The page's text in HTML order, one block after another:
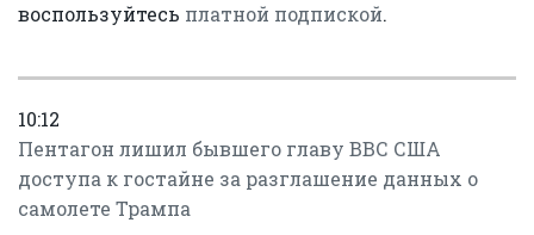
воспользуйтесь платной подпиской.
10:12
Пентагон лишил бывшего главу ВВС США
доступа к гостайне за разглашение данных о
самолете Трампа